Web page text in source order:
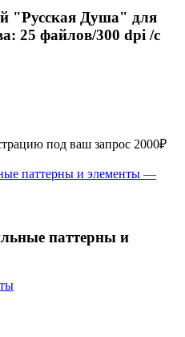
"Русская Душа" для
25 файлов/300 dpi /с
под ваш запрос 2000₽
паттерны и